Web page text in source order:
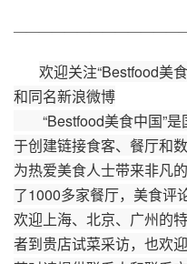
欢迎关注“Bestfood美
和同名新浪微博
“Bestfood美食中国”
于创建链接食客、餐厅和
为热爱美食人士带来非凡
了1000多家餐厅，美食评
欢迎上海、北京、广州的
者到贵店试菜采访，也欢